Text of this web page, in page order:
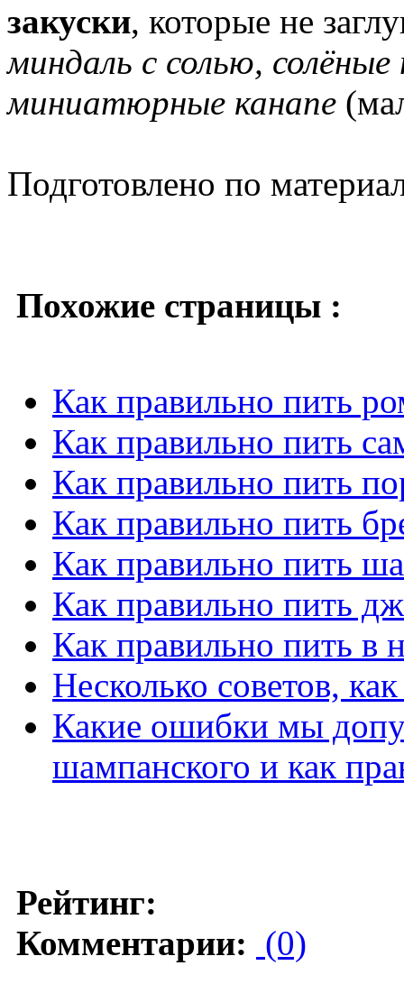
закуски, которые не
миндаль с солью,
миниатюрные канапе
Подготовлено по
Похожие страницы :
Как правильно пить
Как правильно пить
Как правильно пить
Как правильно пить
Как правильно пить
Как правильно пить
Как правильно пить в
Несколько советов,
Какие ошибки мы
шампанского и как
Рейтинг:
Комментарии: (0)